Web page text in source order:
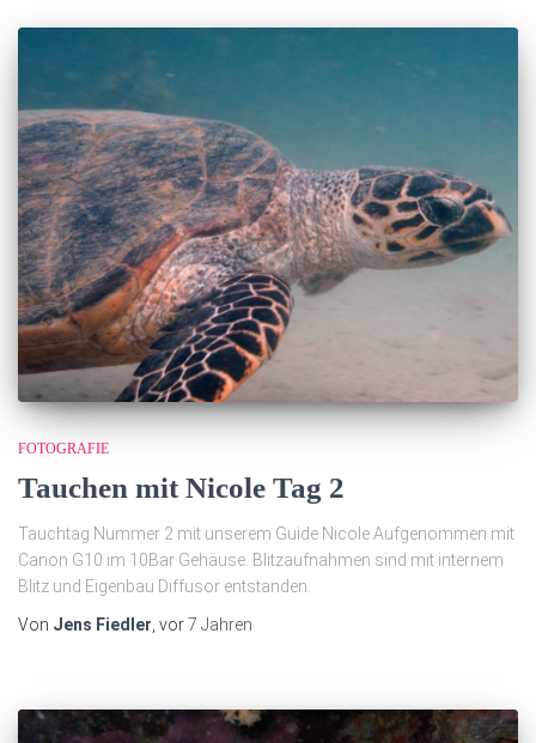
FOTOGRAFIE
Tauchen mit Nicole Tag 2
Tauchtag Nummer 2 mit unserem Guide Nicole Aufgenommen mit
Canon G10 im 10Bar Gehäuse. Blitzaufnahmen sind mit internem
Blitz und Eigenbau Diffusor entstanden.
Von Jens Fiedler, vor7 Jahren